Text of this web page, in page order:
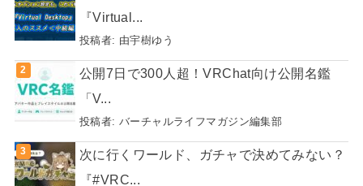
『Virtual...
投稿者: 由宇樹ゆう
公開7日で300人超！VRChat向け公開名鑑
「V...
投稿者: バーチャルライフマガジン編集部
次に行くワールド、ガチャで決めてみない？
『#VRC...